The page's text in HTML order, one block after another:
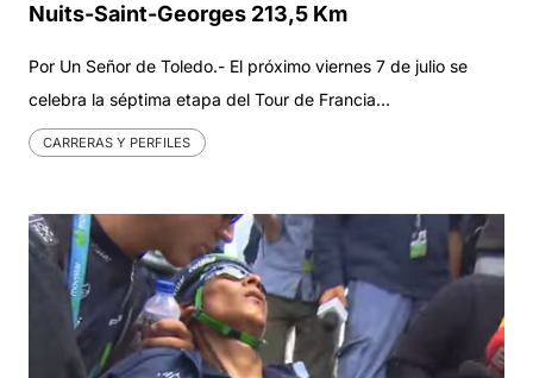
Nuits-Saint-Georges 213,5 Km
Por Un Señor de Toledo.- El próximo viernes 7 de julio se
celebra la séptima etapa del Tour de Francia…
CARRERAS Y PERFILES